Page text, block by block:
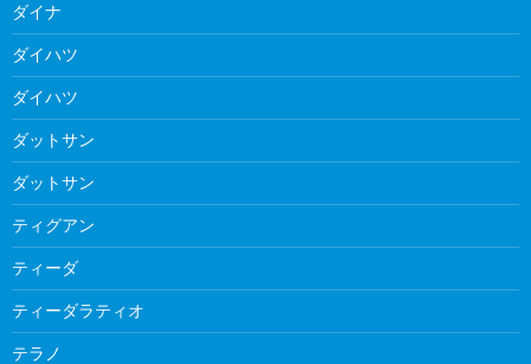
ダイナ
ダイハツ
ダイハツ
ダットサン
ダットサン
ティグアン
ティーダ
ティーダラティオ
テラノ